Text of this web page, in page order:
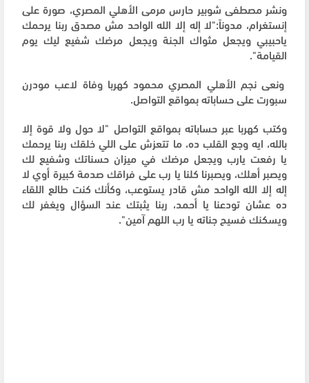
ونشر مصطفى شوبير حارس مرمى الأهلي المصري، صورة على
إنستغرام، مدوناً:"لا إله إلا الله الواحد مش مصدق ربنا يرحمك
ياحبيبي ويجعل مثواك الجنة ويجعل مرضك شفيع ليك يوم
القيامة".
ونعى نجم الأهلي المصري محمود كهربا وفاة لاعب مودرن
سبورت على حساباته بمواقع التواصل.
وكتب كهربا عبر حساباته بمواقع التواصل "لا حول ولا قوة إلا
بالله، ايه وجع القلب ده، ما تتعزش على اللي خلقك ربنا يرحمك
يا رفعت يارب ويجعل مرضك في ميزان حسناتك وشفيع لك
ويصبر أهلك، ويصبرنا كلنا يا رب على فراقك صدمة كبيرة أوي لا
إله إلا الله الواحد مش قادر يستوعب، وكأنك كنت طالع اللقاء
ده عشان تودعنا يا أحمد، ربنا يثبتك عند السؤال ويغفر لك
ويسكنك فسيح جناته يا رب اللهم آمين".